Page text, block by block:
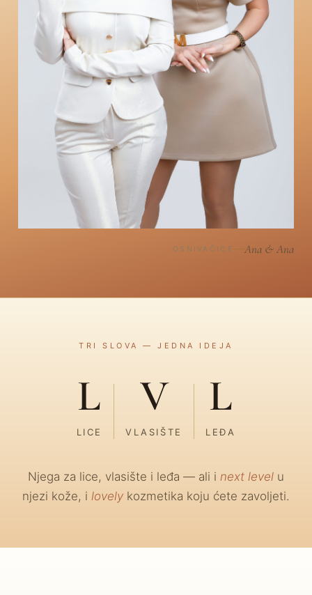
OSNIVAČICE Ana & Ana
TRI SLOVA — JEDNA IDEJA
L
LICE
V
VLASIŠTE
L
LEĐA
Njega za lice, vlasište i leđa — ali i next level u
njezi kože, i lovely kozmetika koju ćete zavoljeti.